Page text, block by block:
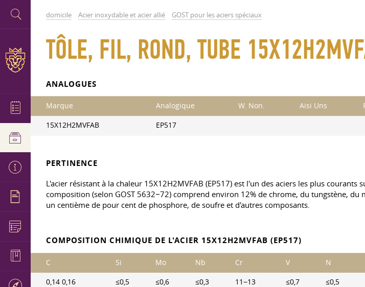
domicile Acier inoxydable et acier allié GOST pour les aciers spéciaux
TÔLE, FIL, ROND, TUBE
ANALOGUES
Marque Analogique W. Non. Aisi Uns
15Х12Н2MVFAB EP517
PERTINENCE
L'acier résistant à la chaleur 15X12H2MVFAB (EP517) est l'un des aciers les plus
composition (selon GOST 5632−72) comprend environ 12% de chrome, du tungstène,
un centième de pour cent de phosphore, de soufre et d'autres composants.
COMPOSITION CHIMIQUE DE L'ACIER 15X12H2MVFAB (EP517)
C Si Mo Nb Cr V N
0,14 0,16 ≤0,5 ≤0,6 ≤0,3 11−13 ≤0,7 ≤0,5